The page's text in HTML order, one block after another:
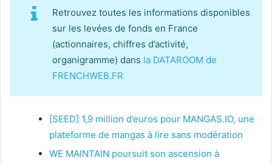
Retrouvez toutes les informations disponibles
sur les levées de fonds en France
(actionnaires, chiffres d’activité,
organigramme) dans la DATAROOM de
FRENCHWEB.FR
[SEED] 1,9 million d’euros pour MANGAS.IO, une
plateforme de mangas à lire sans modération
WE MAINTAIN poursuit son ascension à